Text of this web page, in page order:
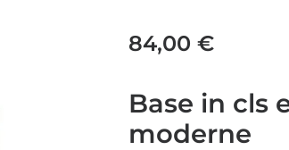
84,00 €
Base in cls
moderne